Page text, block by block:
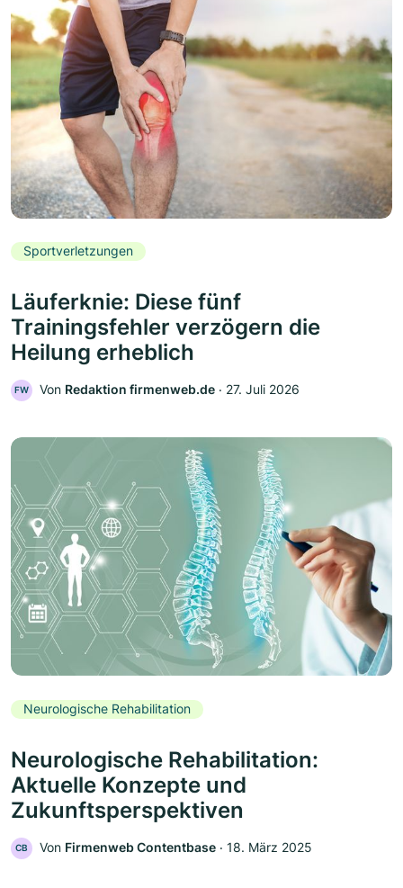
Sportverletzungen
Läuferknie: Diese fünf
Trainingsfehler verzögern die
Heilung erheblich
FW Von Redaktion firmenweb.de ‧ 27. Juli 2026
Neurologische Rehabilitation
Neurologische Rehabilitation:
Aktuelle Konzepte und
Zukunftsperspektiven
CB Von Firmenweb Contentbase ‧ 18. März 2025